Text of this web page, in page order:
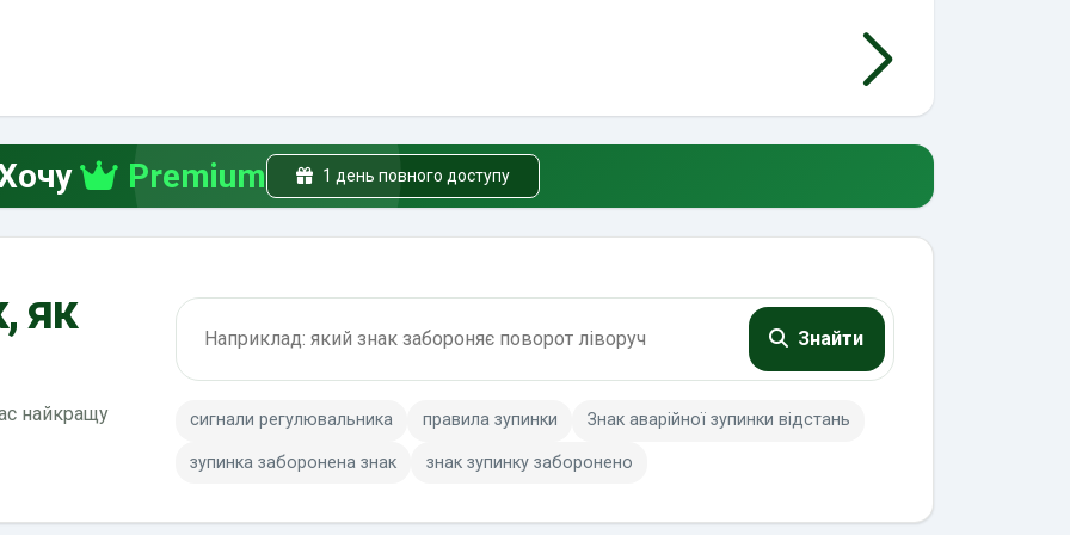
Premium 1 день повного доступу
як
найкращу
Знайти
сигнали регулювальника правила зупинки Знак аварійної зупинки відстань
зупинка заборонена знак знак зупинку заборонено